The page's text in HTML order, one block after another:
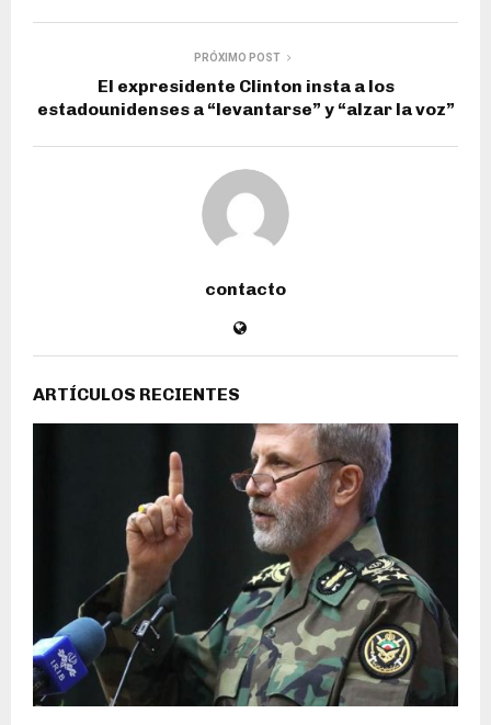
PRÓXIMO POST
El expresidente Clinton insta a los
estadounidenses a “levantarse” y “alzar la voz”
contacto
ARTÍCULOS RECIENTES